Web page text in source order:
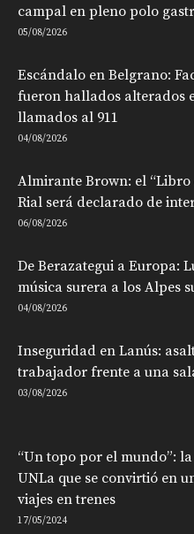
campal en pleno polo
05/08/2026
Escándalo en Belgrano:
fueron hallados alterados
llamados al 911
04/08/2026
Almirante Brown: el
Rial será declarado de
06/08/2026
De Berazategui a Europa:
música surera a los Alpes
04/08/2026
Inseguridad en Lanús:
trabajador frente a una
03/08/2026
“Un topo por el mundo”:
UNLa que se convirtió en
viajes en trenes
17/05/2024